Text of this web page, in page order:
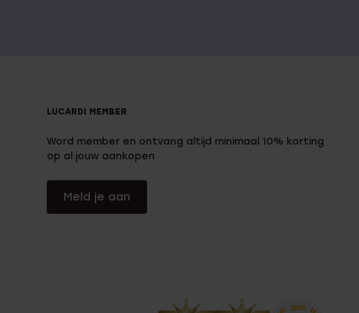
LUCARDI MEMBER
Word member en ontvang altijd minimaal 10% korting
op al jouw aankopen
Meld je aan